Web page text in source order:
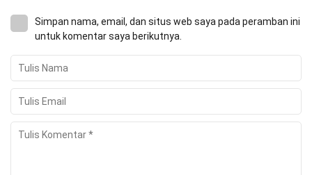
Simpan nama, email, dan situs web saya pada peramban ini
untuk komentar saya berikutnya.